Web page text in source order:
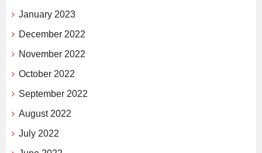
January 2023
December 2022
November 2022
October 2022
September 2022
August 2022
July 2022